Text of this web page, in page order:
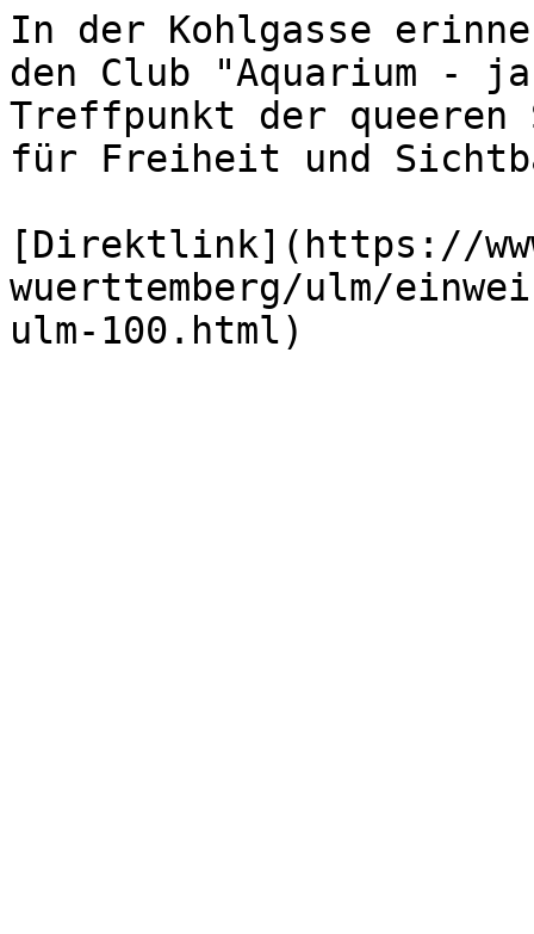
In der Kohlgasse
den Club "Aquarium -
Treffpunkt der queeren
für Freiheit und
[Direktlink](https://
wuerttemberg/ulm/
ulm-100.html)